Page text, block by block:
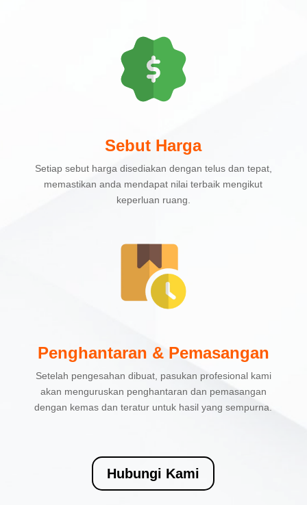
Sebut Harga
Setiap sebut harga disediakan dengan telus dan tepat,
memastikan anda mendapat nilai terbaik mengikut
keperluan ruang.
Penghantaran & Pemasangan
Setelah pengesahan dibuat, pasukan profesional kami
akan menguruskan penghantaran dan pemasangan
dengan kemas dan teratur untuk hasil yang sempurna.
Hubungi Kami